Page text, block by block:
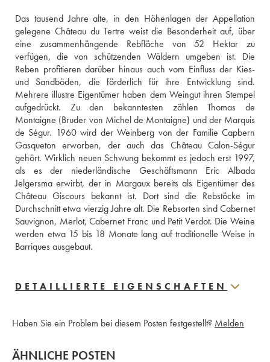
Das tausend Jahre alte, in den Höhenlagen der Appellation
gelegene Château du Tertre weist die Besonderheit auf, über
eine zusammenhängende Rebfläche von 52 Hektar zu
verfügen, die von schützenden Wäldern umgeben ist. Die
Reben profitieren darüber hinaus auch vom Einfluss der Kies-
und Sandböden, die förderlich für ihre Entwicklung sind.
Mehrere illustre Eigentümer haben dem Weingut ihren Stempel
aufgedrückt. Zu den bekanntesten zählen Thomas de
Montaigne (Bruder von Michel de Montaigne) und der Marquis
de Ségur. 1960 wird der Weinberg von der Familie Capbern
Gasqueton erworben, der auch das Château Calon-Ségur
gehört. Wirklich neuen Schwung bekommt es jedoch erst 1997,
als es der niederländische Geschäftsmann Eric Albada
Jelgersma erwirbt, der in Margaux bereits als Eigentümer des
Château Giscours bekannt ist. Dort sind die Rebstöcke im
Durchschnitt etwa vierzig Jahre alt. Die Rebsorten sind Cabernet
Sauvignon, Merlot, Cabernet Franc und Petit Verdot. Die Weine
werden etwa 15 bis 18 Monate lang auf traditionelle Weise in
Barriques ausgebaut.
DETAILLIERTE EIGENSCHAFTEN
Haben Sie ein Problem bei diesem Posten festgestellt? Melden
ÄHNLICHE POSTEN